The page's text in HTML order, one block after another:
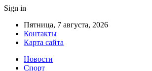
Sign in
Пятница, 7 августа, 2026
Контакты
Карта сайта
Новости
Спорт